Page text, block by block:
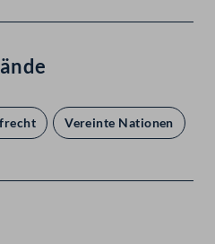
Vereinte Nationen